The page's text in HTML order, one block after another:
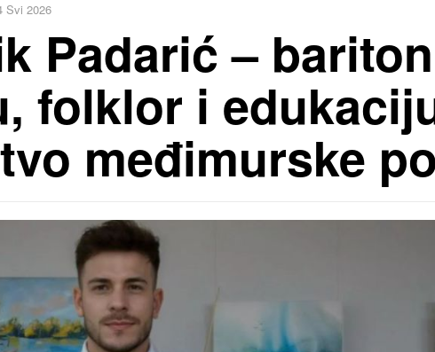
Svi 2026
Padarić –
folklor i
međimurske